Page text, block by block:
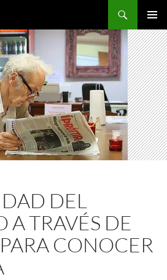
MENÚ
DEL
A TRAVÉS DE
CONOCER